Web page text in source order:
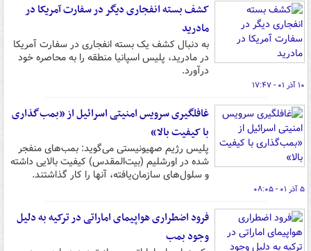
کشف بسته انفجاری دیگر در سفارت آمریکا در
مادرید
به دنبال کشف یک بسته انفجاری در سفارت آمریکا
در مادرید، پلیس اسپانیا منطقه را به محاصره خود
درآورد.
۱۰ آذر ۰۱ - ۱۷:۴۷
غافلگیری سرویس امنیتی اسرائیل از «بمب‌گذاری
با کیفیت بالا»
پلیس رژیم صهیونیستی می‌گوید: بمب‌های منفجر
شده در اورشلیم (بیت‌المقدس) کیفیت بالایی داشته
و سلول‌های سازمان‌یافته، آنها را کار گذاشتند.
۵ آذر ۰۱ - ۰۸:۰۵
فرود اضطراری هواپیمای اماراتی در ترکیه به دلیل
وجود بمب